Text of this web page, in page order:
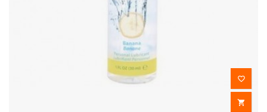

